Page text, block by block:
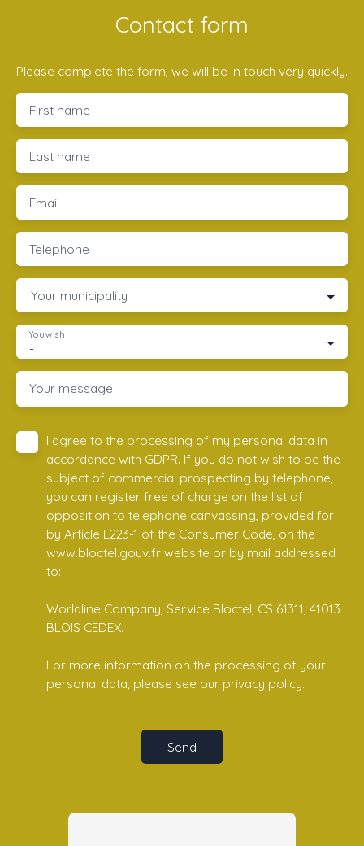
Contact form
Please complete the form, we will be in touch very quickly.
First name
Last name
Email
Telephone
Your municipality
-
You wish
Your message
I agree to the processing of my personal data in
accordance with GDPR. If you do not wish to be the
subject of commercial prospecting by telephone,
you can register free of charge on the list of
opposition to telephone canvassing, provided for
by Article L223-1 of the Consumer Code, on the
www.bloctel.gouv.fr website or by mail addressed
to:
Worldline Company, Service Bloctel, CS 61311, 41013
BLOIS CEDEX.
For more information on the processing of your
personal data, please see our privacy policy.
Send